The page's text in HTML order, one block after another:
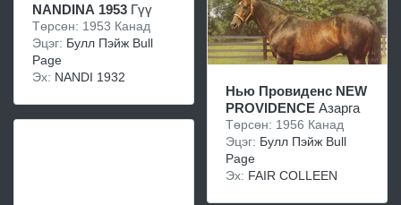
NANDINA 1953 Гүү
Төрсөн: 1953 Канад
Эцэг: Булл Пэйж Bull
Page
Эх: NANDI 1932
Нью Провиденс NEW
PROVIDENCE Азарга
Төрсөн: 1956 Канад
Эцэг: Булл Пэйж Bull
Page
Эх: FAIR COLLEEN